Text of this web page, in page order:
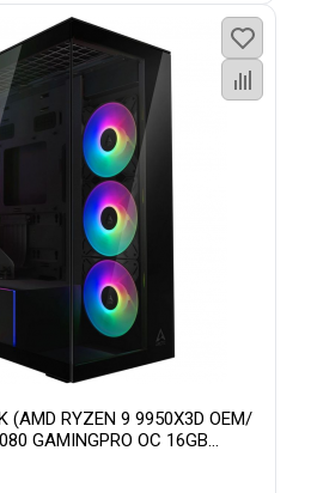
RYZEN 9 9950X3D OEM/
GAMINGPRO OC 16GB
1 ТБ SSD)